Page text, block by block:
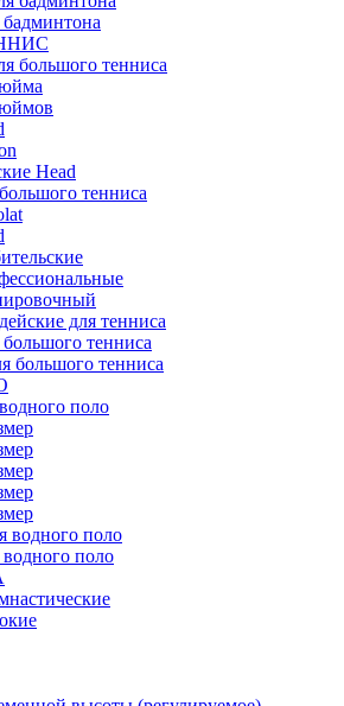
большого тенниса
Head
тенниса
для тенниса
тенниса
большого тенниса
поло
водного поло
поло